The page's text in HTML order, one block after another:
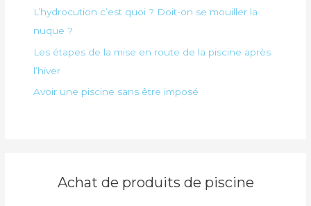
L’hydrocution c’est quoi ? Doit-on se mouiller la
nuque ?
Les étapes de la mise en route de la piscine après
l’hiver
Avoir une piscine sans être imposé
Achat de produits de piscine